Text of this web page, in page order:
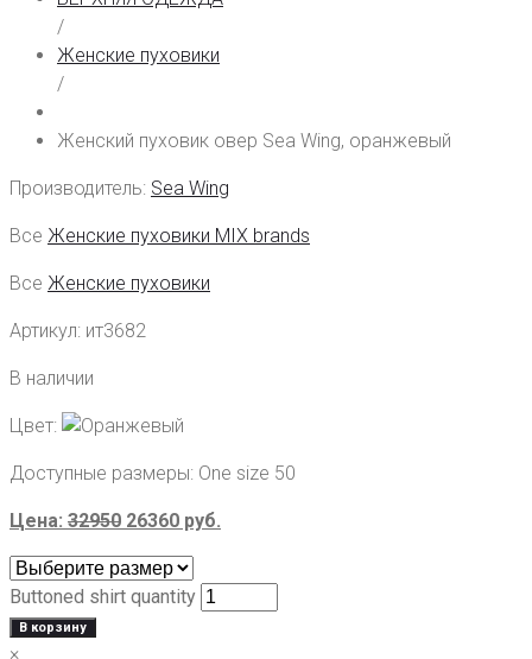
/
Женские пуховики
/
Женский пуховик овер Sea Wing, оранжевый
Производитель: Sea Wing
Все Женские пуховики MIX brands
Все Женские пуховики
Артикул: ит3682
В наличии
Цвет:
Доступные размеры: One size 50
Цена: 32950 26360 руб.
Buttoned shirt quantity
В корзину
×